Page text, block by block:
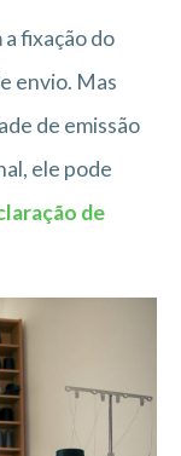
fixação do
envio. Mas
de emissão
ele pode
de